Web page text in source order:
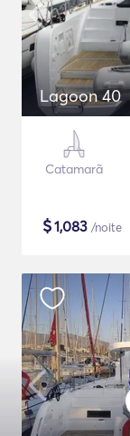
Lagoon 40
Catamarã
$1,083 /noite